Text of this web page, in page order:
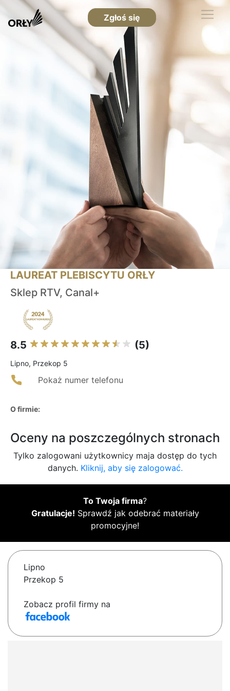
Zgłoś się
LAUREAT PLEBISCYTU ORŁY
Sklep RTV, Canal+
8.5 (5)
Lipno, Przekop 5
Pokaż numer telefonu
O firmie:
Oceny na poszczególnych stronach
Tylko zalogowani użytkownicy maja dostęp do tych
danych. Kliknij, aby się zalogować.
To Twoja firma?
Gratulacje! Sprawdź jak odebrać materiały
promocyjne!
Lipno
Przekop 5
Zobacz profil firmy na